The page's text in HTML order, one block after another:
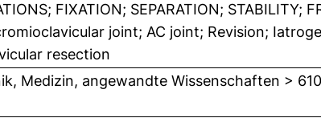
FIXATION; SEPARATION; STABILITY;
joint; AC joint; Revision;
resection
Medizin, angewandte Wissenschaften >